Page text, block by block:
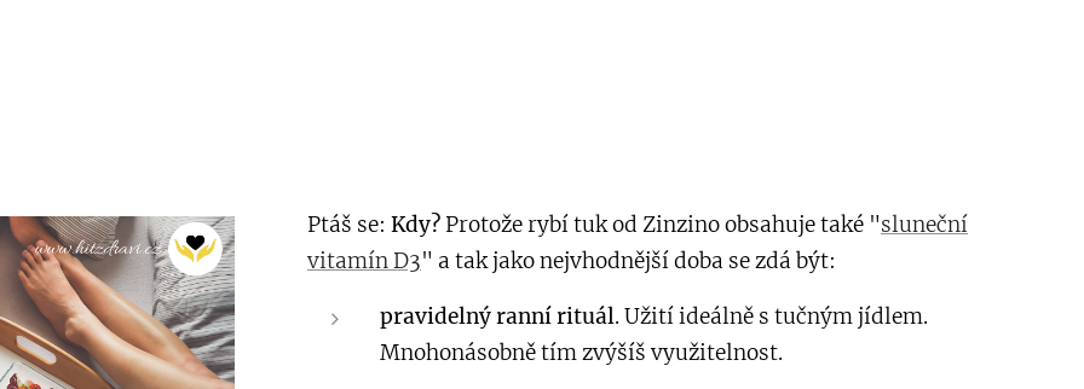
Ptáš se: Kdy? Protože rybí tuk od Zinzino obsahuje také "sluneční
vitamín D3" a tak jako nejvhodnější doba se zdá být:
pravidelný ranní rituál. Užití ideálně s tučným jídlem.
Mnohonásobně tím zvýšíš využitelnost.